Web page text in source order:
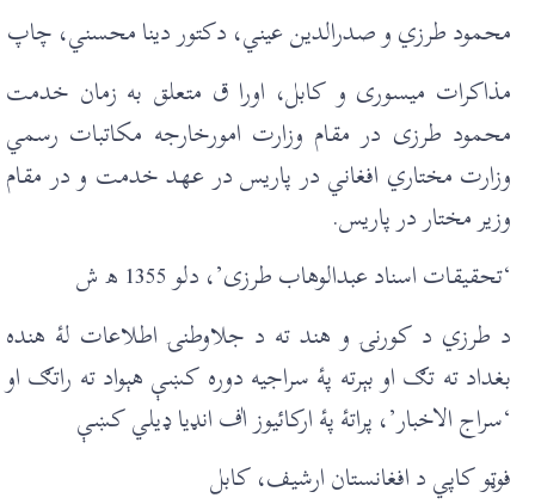
محمود طرزي و صدرالدين عيني، دکتور دينا محسني، چاپ
مذاکرات ميسوری و کابل، اورا ق متعلق به زمان خدمت
محمود طرزی در مقام وزارت امورخارجه مکاتبات رسمي
وزارت مختاري افغاني در پاريس در عهد خدمت و در مقام
وزير مختار در پاريس.
‘تحقيقات اسناد عبدالوهاب طرزی’، دلو 1355 ھ ش
د طرزي د کورنۍ و هند ته د جلاوطنۍ اطلاعات لۀ هنده
بغداد ته تګ او بېرته پۀ سراجيه دورہ کښې هېواد ته راتګ او
‘سراج الاخبار’، پراتۀ پۀ ارکائیوز اٰف انډيا ډیلي کښې
فوټو کاپي د افغانستان ارشيف، کابل